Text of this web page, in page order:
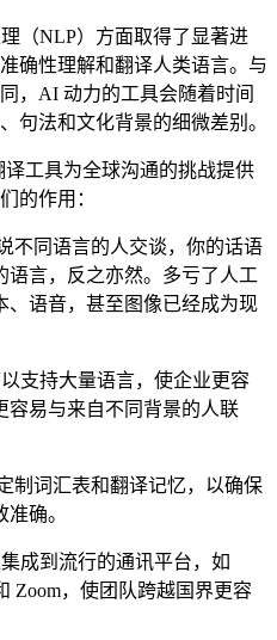
（NLP）方面取得了显著进
确性理解和翻译人类语言。与
，AI 动力的工具会随着时间
句法和文化背景的细微差别。
工具为全球沟通的挑战提供
的作用：
不同语言的人交谈，你的话语
语言，反之亦然。多亏了人工
、语音，甚至图像已经成为现
支持大量语言，使企业更容
容易与来自不同背景的人联
制词汇表和翻译记忆，以确保
确。
成到流行的通讯平台，如
Zoom，使团队跨越国界更容